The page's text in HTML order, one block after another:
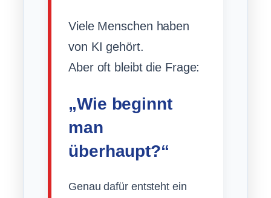
Viele Menschen haben
von KI gehört.
Aber oft bleibt die Frage:
„Wie beginnt
man
überhaupt?“
Genau dafür entsteht ein